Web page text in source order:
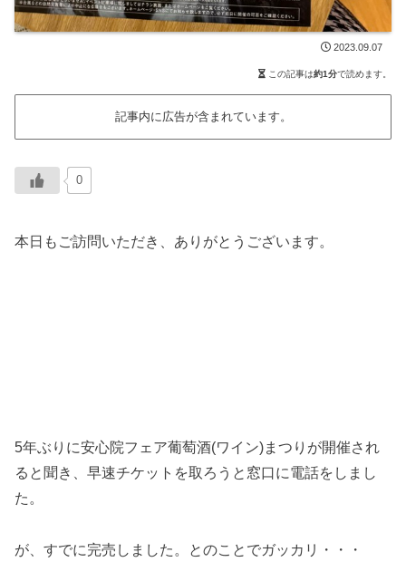
2023.09.07
この記事は約1分で読めます。
記事内に広告が含まれています。
0
本日もご訪問いただき、ありがとうございます。
5年ぶりに安心院フェア葡萄酒(ワイン)まつりが開催され
ると聞き、早速チケットを取ろうと窓口に電話をしまし
た。
が、すでに完売しました。とのことでガッカリ・・・